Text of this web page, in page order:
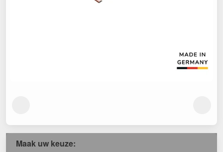
Maak uw keuze: